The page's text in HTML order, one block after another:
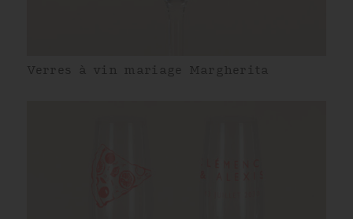
Verres à vin mariage Margherita